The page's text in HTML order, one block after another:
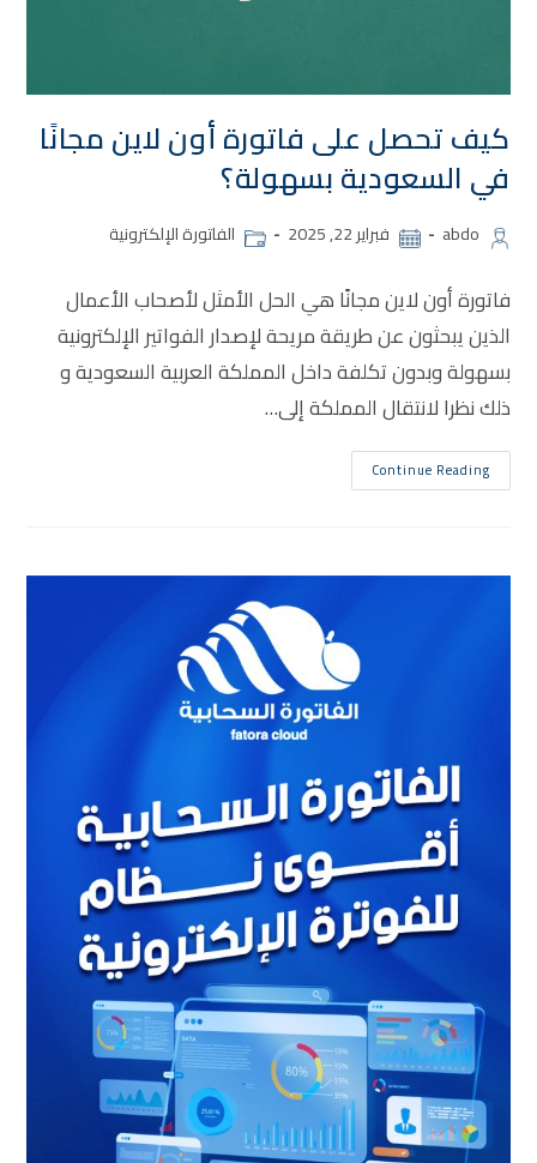
كيف تحصل على فاتورة أون لاين مجانًا
في السعودية بسهولة؟
abdo فبراير 22, 2025 الفاتورة الإلكترونية
فاتورة أون لاين مجانًا هي الحل الأمثل لأصحاب الأعمال
الذين يبحثون عن طريقة مريحة لإصدار الفواتير الإلكترونية
بسهولة وبدون تكلفة داخل المملكة العربية السعودية و
ذلك نظرا لانتقال المملكة إلى…
Continue Reading